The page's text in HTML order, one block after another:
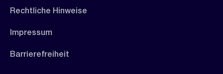
Rechtliche Hinweise
Impressum
Barrierefreiheit